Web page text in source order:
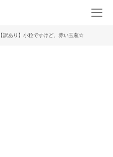
【訳あり】小粒ですけど、赤い玉葱☆